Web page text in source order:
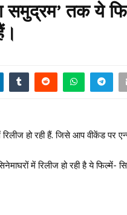
समुद्रम’ तक ये
हो रही हैं. जिसे आप वीकेंड
में रिलीज हो रही है ये फिल्में-